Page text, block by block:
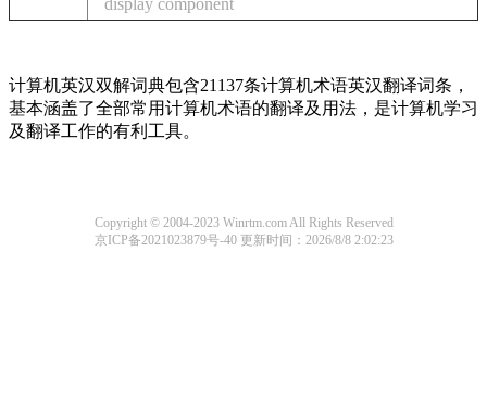
display component
计算机英汉双解词典包含21137条计算机术语英汉翻译词条，
基本涵盖了全部常用计算机术语的翻译及用法，是计算机学习
及翻译工作的有利工具。
Copyright © 2004-2023 Winrtm.com All Rights Reserved
京ICP备2021023879号-40 更新时间：2026/8/8 2:02:23